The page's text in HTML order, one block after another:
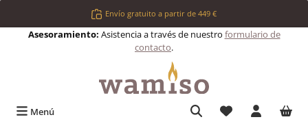
Saltar al contenido principalEnvío gratuito a partir de 449 €
Asesoramiento: Asistencia a través de nuestro formulario de
contacto.
Menú Tienes 0